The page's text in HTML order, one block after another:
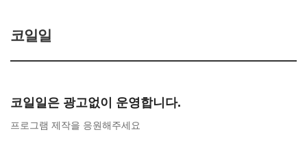
코일일
코일일은 광고없이 운영합니다.
프로그램 제작을 응원해주세요